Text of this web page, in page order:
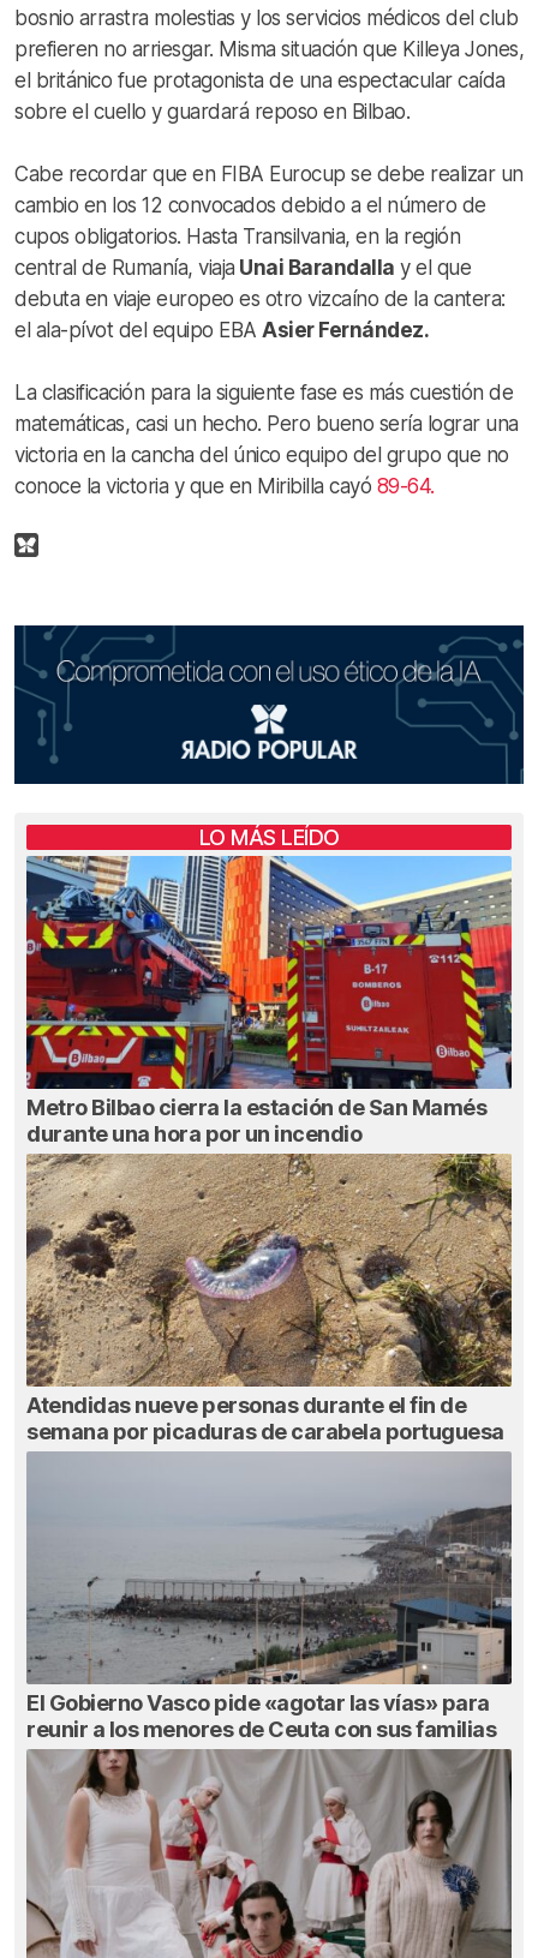
bosnio arrastra molestias y los servicios médicos del club
prefieren no arriesgar. Misma situación que Killeya Jones,
el británico fue protagonista de una espectacular caída
sobre el cuello y guardará reposo en Bilbao.
Cabe recordar que en FIBA Eurocup se debe realizar un
cambio en los 12 convocados debido a el número de
cupos obligatorios. Hasta Transilvania, en la región
central de Rumanía, viaja Unai Barandalla y el que
debuta en viaje europeo es otro vizcaíno de la cantera:
el ala-pívot del equipo EBA Asier Fernández.
La clasificación para la siguiente fase es más cuestión de
matemáticas, casi un hecho. Pero bueno sería lograr una
victoria en la cancha del único equipo del grupo que no
conoce la victoria y que en Miribilla cayó 89-64.
LO MÁS LEÍDO
Metro Bilbao cierra la estación de San Mamés
durante una hora por un incendio
Atendidas nueve personas durante el fin de
semana por picaduras de carabela portuguesa
El Gobierno Vasco pide «agotar las vías» para
reunir a los menores de Ceuta con sus familias